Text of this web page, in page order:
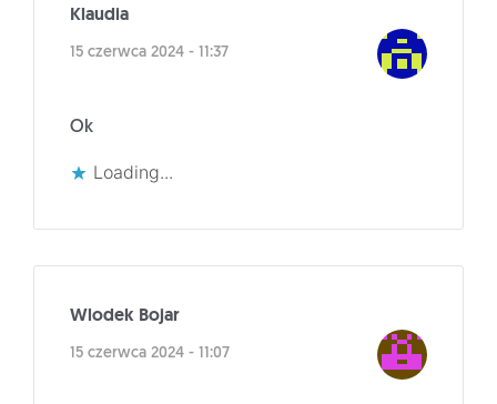
Klaudia
15 czerwca 2024 - 11:37
Ok
Loading...
Wlodek Bojar
15 czerwca 2024 - 11:07